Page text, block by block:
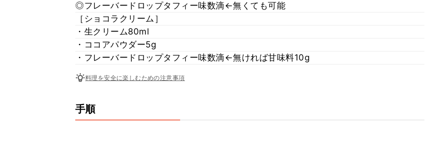
◎フレーバードロップタフィー味数滴←無くても可能
［ショコラクリーム］
・生クリーム80ml
・ココアパウダー5g
・フレーバードロップタフィー味数滴←無ければ甘味料10g
料理を安全に楽しむための注意事項
手順